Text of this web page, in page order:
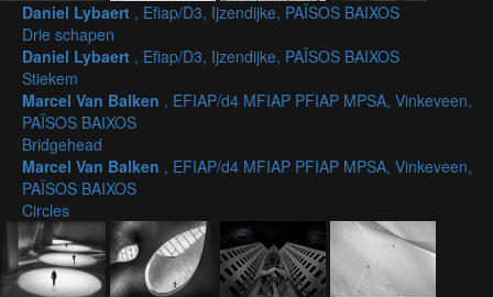
Daniel Lybaert , Efiap/D3, Ijzendijke, PAÏSOS BAIXOS
Drie schapen
Daniel Lybaert , Efiap/D3, Ijzendijke, PAÏSOS BAIXOS
Stiekem
Marcel Van Balken , EFIAP/d4 MFIAP PFIAP MPSA, Vinkeveen,
PAÏSOS BAIXOS
Bridgehead
Marcel Van Balken , EFIAP/d4 MFIAP PFIAP MPSA, Vinkeveen,
PAÏSOS BAIXOS
Circles